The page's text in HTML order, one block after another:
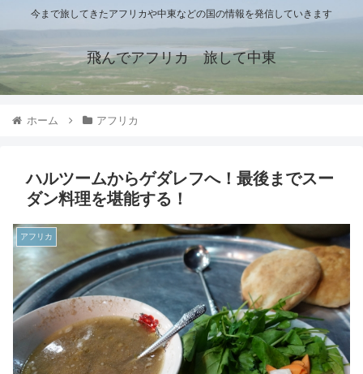
今まで旅してきたアフリカや中東などの国の情報を発信していきます
飛んでアフリカ 旅して中東
ホーム アフリカ
ハルツームからゲダレフへ！最後までスー
ダン料理を堪能する！
アフリカ